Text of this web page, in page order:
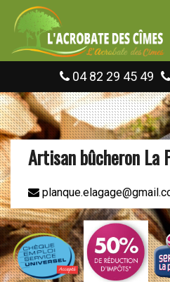
04 82 29 45 49
Artisan bûcheron La